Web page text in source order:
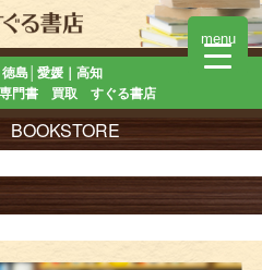
島│愛媛｜高知
専門書 買取 すぐる書店
menu